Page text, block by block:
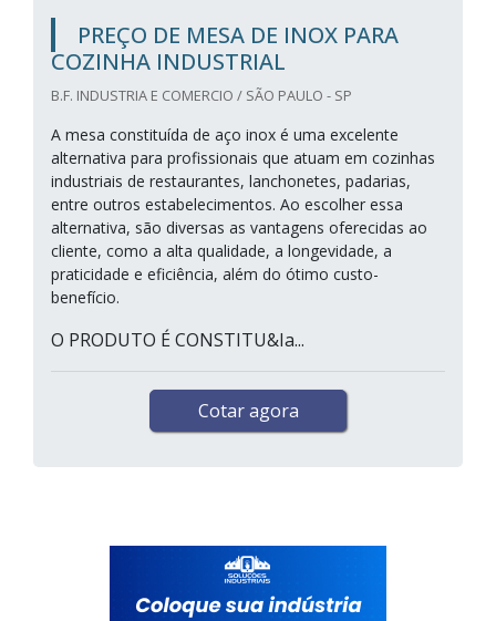
PREÇO DE MESA DE INOX PARA
COZINHA INDUSTRIAL
B.F. INDUSTRIA E COMERCIO / SÃO PAULO - SP
A mesa constituída de aço inox é uma excelente
alternativa para profissionais que atuam em cozinhas
industriais de restaurantes, lanchonetes, padarias,
entre outros estabelecimentos. Ao escolher essa
alternativa, são diversas as vantagens oferecidas ao
cliente, como a alta qualidade, a longevidade, a
praticidade e eficiência, além do ótimo custo-
benefício.
O PRODUTO É CONSTITU&Ia...
Cotar agora